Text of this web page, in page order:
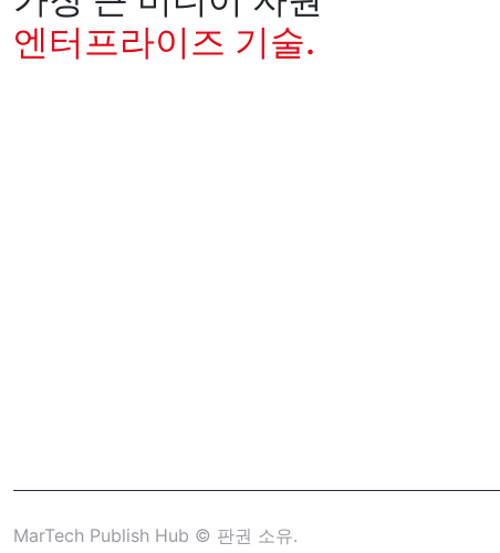
엔터프라이즈 기술.
MarTech Publish Hub © 판권 소유.